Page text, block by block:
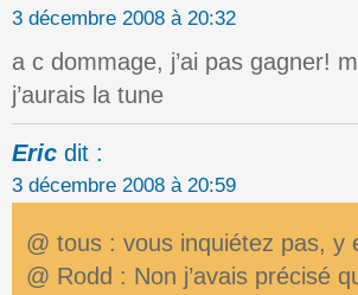
3 décembre 2008 à 20:32
a c dommage, j’ai pas gagner!
j’aurais la tune
Eric dit :
3 décembre 2008 à 20:59
@ tous : vous inquiétez pas, y
@ Rodd : Non j’avais précisé